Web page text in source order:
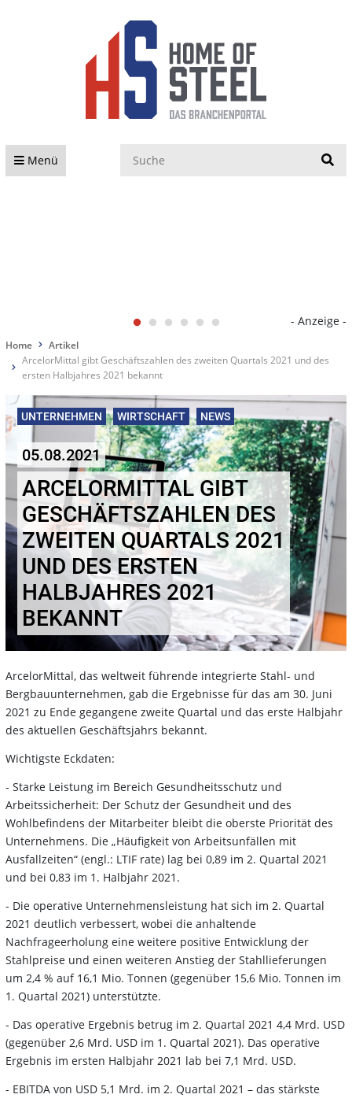
Menü
- Anzeige -
Home
Artikel
ArcelorMittal gibt Geschäftszahlen des zweiten Quartals 2021 und des
ersten Halbjahres 2021 bekannt
UNTERNEHMEN WIRTSCHAFT NEWS
05.08.2021
ARCELORMITTAL GIBT
GESCHÄFTSZAHLEN DES
ZWEITEN QUARTALS 2021
UND DES ERSTEN
HALBJAHRES 2021
BEKANNT
ArcelorMittal, das weltweit führende integrierte Stahl- und
Bergbauunternehmen, gab die Ergebnisse für das am 30. Juni
2021 zu Ende gegangene zweite Quartal und das erste Halbjahr
des aktuellen Geschäftsjahrs bekannt.
Wichtigste Eckdaten:
- Starke Leistung im Bereich Gesundheitsschutz und
Arbeitssicherheit: Der Schutz der Gesundheit und des
Wohlbefindens der Mitarbeiter bleibt die oberste Priorität des
Unternehmens. Die „Häufigkeit von Arbeitsunfällen mit
Ausfallzeiten“ (engl.: LTIF rate) lag bei 0,89 im 2. Quartal 2021
und bei 0,83 im 1. Halbjahr 2021.
- Die operative Unternehmensleistung hat sich im 2. Quartal
2021 deutlich verbessert, wobei die anhaltende
Nachfrageerholung eine weitere positive Entwicklung der
Stahlpreise und einen weiteren Anstieg der Stahllieferungen
um 2,4 % auf 16,1 Mio. Tonnen (gegenüber 15,6 Mio. Tonnen im
1. Quartal 2021) unterstützte.
- Das operative Ergebnis betrug im 2. Quartal 2021 4,4 Mrd. USD
(gegenüber 2,6 Mrd. USD im 1. Quartal 2021). Das operative
Ergebnis im ersten Halbjahr 2021 lab bei 7,1 Mrd. USD.
- EBITDA von USD 5,1 Mrd. im 2. Quartal 2021 – das stärkste